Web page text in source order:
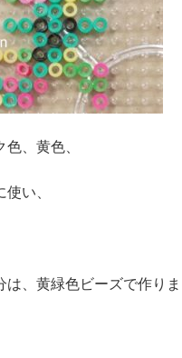
、黄色、
い、
、黄緑色ビーズで作りま